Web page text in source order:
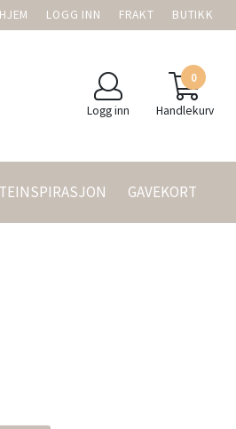
HJEM LOGG INN FRAKT BUTIKK
Logg inn
0
Handlekurv
GAVEKORT